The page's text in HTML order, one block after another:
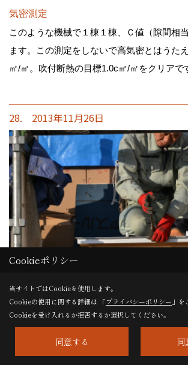
気密測定
このような機械で１棟１棟、Ｃ値（隙間相
ます。この測定をしないで高気密とはうた
㎡/㎡。吹付断熱の目標1.0c㎡/㎡をクリアで
28. 2013年11月26日
屋根工事
Cookieポリシー
当サイトではCookieを使用します。
Cookieの使用に関する詳細は 「プライバシーポリシー 」を
Cookieを受け入れるか拒否するか選択してください。
同意する 同